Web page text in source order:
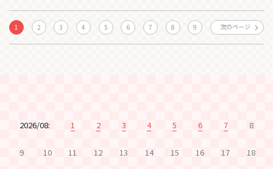
1 2 3 4 5 6 7 8 9 次のページ
2026/08: 1 2 3 4 5 6 7 8
9 10 11 12 13 14 15 16 17 18